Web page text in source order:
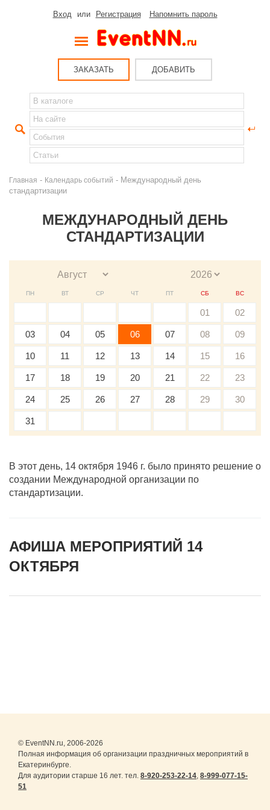
Вход или Регистрация Напомнить пароль
ЗАКАЗАТЬ ДОБАВИТЬ
Главная - Календарь событий - Международный день
стандартизации
МЕЖДУНАРОДНЫЙ ДЕНЬ
СТАНДАРТИЗАЦИИ
ПН ВТ СР ЧТ ПТ СБ ВС
01 02
03 04 05 06 07 08 09
10 11 12 13 14 15 16
17 18 19 20 21 22 23
24 25 26 27 28 29 30
31
В этот день, 14 октября 1946 г. было принято решение о
создании Международной организации по
стандартизации.
АФИША МЕРОПРИЯТИЙ 14
ОКТЯБРЯ
© EventNN.ru, 2006-2026
Полная информация об организации праздничных мероприятий в
Екатеринбурге.
Для аудитории старше 16 лет. тел. 8-920-253-22-14, 8-999-077-15-
51